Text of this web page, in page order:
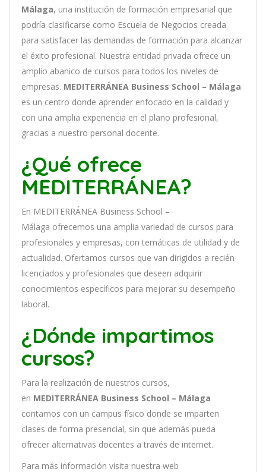
Málaga, una institución de formación empresarial que
podría clasificarse como Escuela de Negocios creada
para satisfacer las demandas de formación para alcanzar
el éxito profesional. Nuestra entidad privada ofrece un
amplio abanico de cursos para todos los niveles de
empresas. MEDITERRÁNEA Business School – Málaga
es un centro donde aprender enfocado en la calidad y
con una amplia experiencia en el plano profesional,
gracias a nuestro personal docente.
¿Qué ofrece
MEDITERRÁNEA?
En MEDITERRÁNEA Business School –
Málaga ofrecemos una amplia variedad de cursos para
profesionales y empresas, con temáticas de utilidad y de
actualidad. Ofertamos cursos que van dirigidos a recién
licenciados y profesionales que deseen adquirir
conocimientos específicos para mejorar su desempeño
laboral.
¿Dónde impartimos
cursos?
Para la realización de nuestros cursos,
en MEDITERRÁNEA Business School – Málaga
contamos con un campus físico donde se imparten
clases de forma presencial, sin que además pueda
ofrecer alternativas docentes a través de internet..
Para más información visita nuestra web